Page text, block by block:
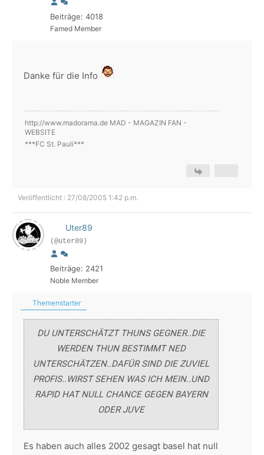
Beiträge: 4018
Famed Member
Danke für die Info
http://www.madorama.de MAD - MAGAZIN FAN -
WEBSITE
***FC St. Pauli***
Veröffentlicht : 27/08/2005 1:42 p.m.
Uter89
(@uter89)
Beiträge: 2421
Noble Member
Themenstarter
DU UNTERSCHÄTZT THUNS GEGNER..DIE
WERDEN THUN BESTIMMT NED
UNTERSCHÄTZEN..DAFÜR SIND DIE ZUVIEL
PROFIS..WIRST SEHEN WAS ICH MEIN..UND
RAPID HAT NULL CHANCE GEGEN BAYERN
ODER JUVE
Es haben auch alles 2002 gesagt basel hat null